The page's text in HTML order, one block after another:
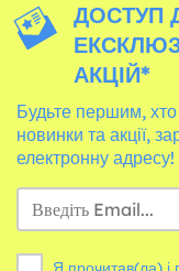
ДОСТУП
АКЦІЙ*
Будьте першим, хто
новинки та акції,
електронну адресу!